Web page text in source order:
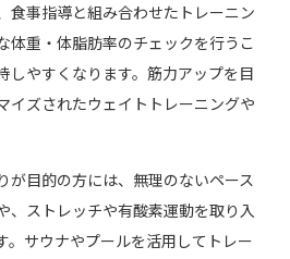
食事指導と組み合わせたトレーニン
体重・体脂肪率のチェックを行うこ
しやすくなります。筋力アップを目
イズされたウェイトトレーニングや
が目的の方には、無理のないペース
、ストレッチや有酸素運動を取り入
。サウナやプールを活用してトレー